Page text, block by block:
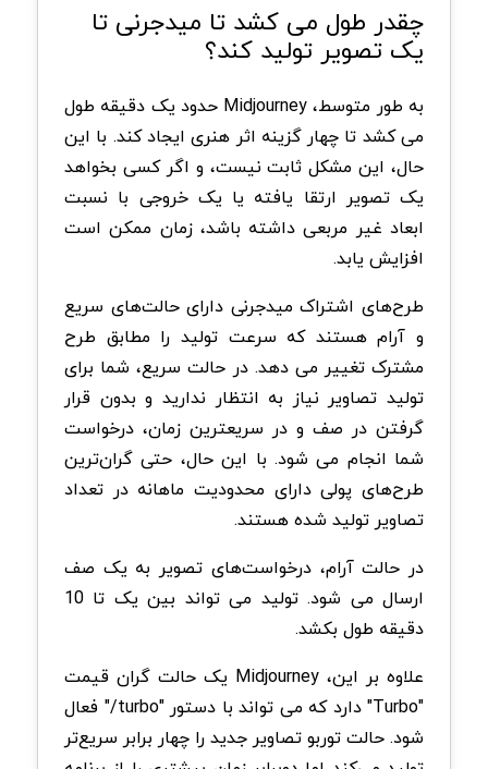
چقدر طول می کشد تا میدجرنی تا
یک تصویر تولید کند؟
به طور متوسط، Midjourney حدود یک دقیقه طول
می کشد تا چهار گزینه اثر هنری ایجاد کند. با این
حال، این مشکل ثابت نیست، و اگر کسی بخواهد
یک تصویر ارتقا یافته یا یک خروجی با نسبت
ابعاد غیر مربعی داشته باشد، زمان ممکن است
افزایش یابد.
طرح‌های اشتراک میدجرنی دارای حالت‌های سریع
و آرام هستند که سرعت تولید را مطابق طرح
مشترک تغییر می دهد. در حالت سریع، شما برای
تولید تصاویر نیاز به انتظار ندارید و بدون قرار
گرفتن در صف و در سریعترین زمان، درخواست
شما انجام می شود. با این حال، حتی گران‌ترین
طرح‌های پولی دارای محدودیت ماهانه در تعداد
تصاویر تولید شده هستند.
در حالت آرام، درخواست‌های تصویر به یک صف
ارسال می شود. تولید می تواند بین یک تا 10
دقیقه طول بکشد.
علاوه بر این، Midjourney یک حالت گران قیمت
"Turbo" دارد که می تواند با دستور "turbo/" فعال
شود. حالت توربو تصاویر جدید را چهار برابر سریع‌تر